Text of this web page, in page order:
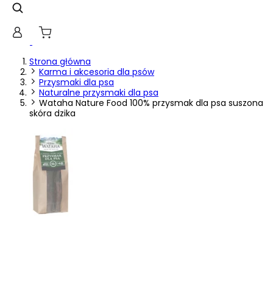
Strona główna
Karma i akcesoria dla psów
Przysmaki dla psa
Naturalne przysmaki dla psa
Wataha Nature Food 100% przysmak dla psa suszona
skóra dzika
Nieklasyfikowane pliki cookie, to pliki, które są w procesie